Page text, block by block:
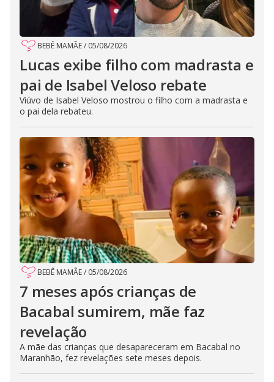
BEBÊ MAMÃE/ 05/08/2026
Lucas exibe filho com madrasta e
pai de Isabel Veloso rebate
Viúvo de Isabel Veloso mostrou o filho com a madrasta e
o pai dela rebateu.
BEBÊ MAMÃE/ 05/08/2026
7 meses após crianças de
Bacabal sumirem, mãe faz
revelação
A mãe das crianças que desapareceram em Bacabal no
Maranhão, fez revelações sete meses depois.